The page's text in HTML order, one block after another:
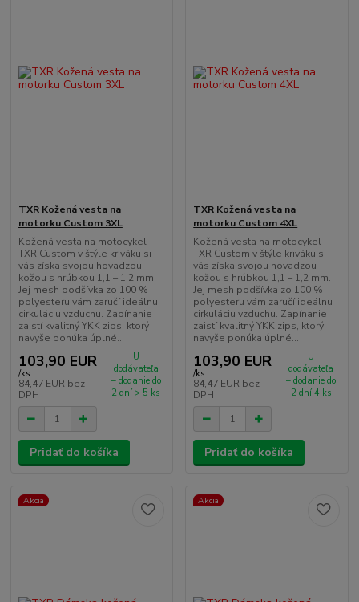
TXR Kožená vesta na
motorku Custom 3XL
Kožená vesta na motocykel
TXR Custom v štýle kriváku si
vás získa svojou hovädzou
kožou s hrúbkou 1,1 – 1,2 mm.
Jej mesh podšívka zo 100 %
polyesteru vám zaručí ideálnu
cirkuláciu vzduchu. Zapínanie
zaistí kvalitný YKK zips, ktorý
navyše ponúka úplné...
103,90 EUR
/ks
84,47 EUR bez
DPH
U
dodávateľa
– dodanie do
2 dní > 5 ks
Pridať do košíka
TXR Kožená vesta na
motorku Custom 4XL
Kožená vesta na motocykel
TXR Custom v štýle kriváku si
vás získa svojou hovädzou
kožou s hrúbkou 1,1 – 1,2 mm.
Jej mesh podšívka zo 100 %
polyesteru vám zaručí ideálnu
cirkuláciu vzduchu. Zapínanie
zaistí kvalitný YKK zips, ktorý
navyše ponúka úplné...
103,90 EUR
/ks
84,47 EUR bez
DPH
U
dodávateľa
– dodanie do
2 dní 4 ks
Pridať do košíka
Akcia Akcia